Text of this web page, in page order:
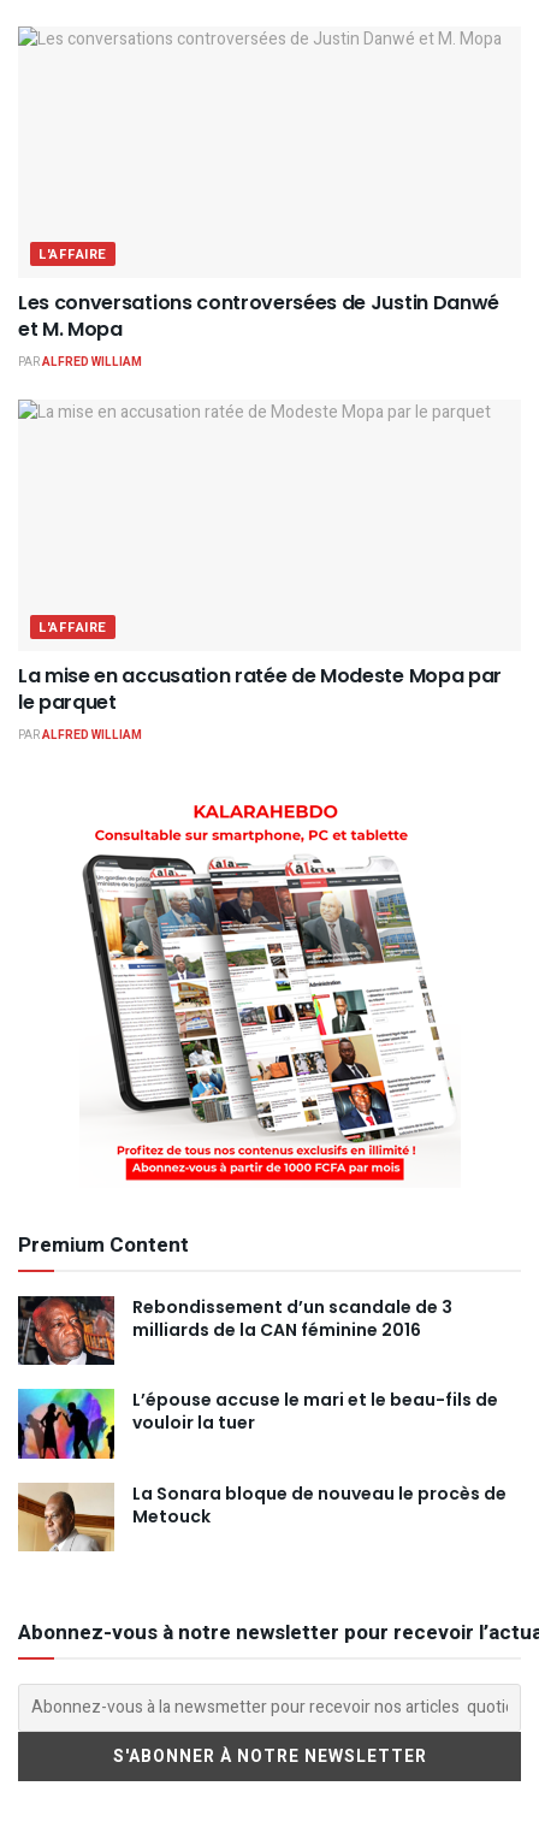
L'AFFAIRE
Les conversations controversées de Justin Danwé
et M. Mopa
PARALFRED WILLIAM
L'AFFAIRE
La mise en accusation ratée de Modeste Mopa par
le parquet
PARALFRED WILLIAM
Premium Content
Rebondissement d’un scandale de 3
milliards de la CAN féminine 2016
L’épouse accuse le mari et le beau-fils de
vouloir la tuer
La Sonara bloque de nouveau le procès de
Metouck
Abonnez-vous à notre newsletter pour recevoir